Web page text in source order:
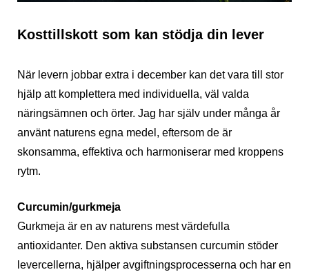
Kosttillskott som kan stödja din lever
När levern jobbar extra i december kan det vara till stor
hjälp att komplettera med individuella, väl valda
näringsämnen och örter. Jag har själv under många år
använt naturens egna medel, eftersom de är
skonsamma, effektiva och harmoniserar med kroppens
rytm.
Curcumin/gurkmeja
Gurkmeja är en av naturens mest värdefulla
antioxidanter. Den aktiva substansen curcumin stöder
levercellerna, hjälper avgiftningsprocesserna och har en